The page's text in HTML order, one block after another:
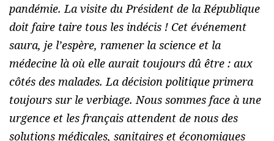
pandémie. La visite du Président de la République
doit faire taire tous les indécis ! Cet événement
saura, je l’espère, ramener la science et la
médecine là où elle aurait toujours dû être : aux
côtés des malades. La décision politique primera
toujours sur le verbiage. Nous sommes face à une
urgence et les français attendent de nous des
solutions médicales, sanitaires et économiques